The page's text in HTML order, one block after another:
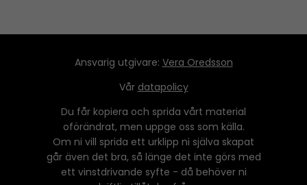
Ansvarig utgivare: Vera Oredsson
Vår datapolicy
Du får kopiera och sprida vårt material
oförändrat, men uppge oss som källa.
Om ni vill sprida ett urklipp ni själva skapat
går även det bra, så länge det inte görs med
ett vinstdrivande syfte - då behöver ni